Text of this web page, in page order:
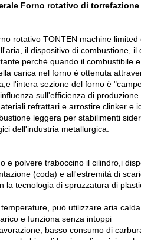
Forno rotativo di
rotativo TONTEN machine
il dispositivo di combustione,
perché quando il combustibile
carica nel forno è ottenuta
l'intera sezione del forno è
sull'efficienza di
refrattari e arrostire clinker e
leggera per stabilimenti
dell'industria metallurgica.
e polvere traboccino il cilindro,i
(coda) e all'estremità di
la tecnologia di spruzzatura di
può utilizzare aria
e funziona senza intoppi
basso consumo di